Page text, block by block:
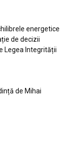
energetice
de decizii
Legea Integrității
de Mihai